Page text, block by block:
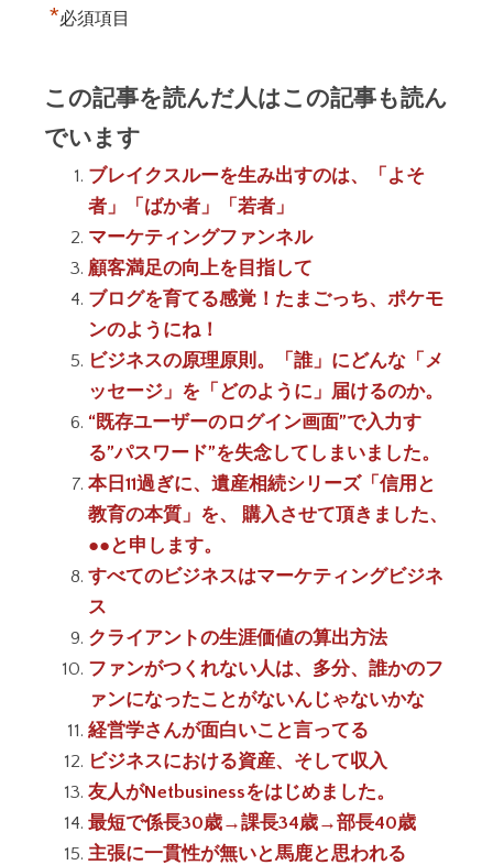
*必須項目
この記事を読んだ人はこの記事も読ん
でいます
ブレイクスルーを生み出すのは、「よそ
者」「ばか者」「若者」
マーケティングファンネル
顧客満足の向上を目指して
ブログを育てる感覚！たまごっち、ポケモ
ンのようにね！
ビジネスの原理原則。「誰」にどんな「メ
ッセージ」を「どのように」届けるのか。
“既存ユーザーのログイン画面”で入力す
る”パスワード”を失念してしまいました。
本日11過ぎに、遺産相続シリーズ「信用と
教育の本質」を、 購入させて頂きました、
●●と申します。
すべてのビジネスはマーケティングビジネ
ス
クライアントの生涯価値の算出方法
ファンがつくれない人は、多分、誰かのフ
ァンになったことがないんじゃないかな
経営学さんが面白いこと言ってる
ビジネスにおける資産、そして収入
友人がNetbusinessをはじめました。
最短で係長30歳→課長34歳→部長40歳
主張に一貫性が無いと馬鹿と思われる